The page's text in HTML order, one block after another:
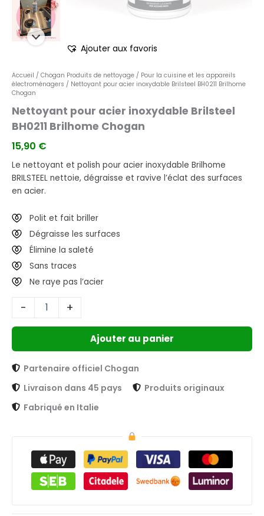
Ajouter aux favoris
Accueil / Chogan Produits de nettoyage / Pour la cuisine et les appareils
électroménagers / Nettoyant pour acier inoxydable Brilsteel BH0211 Brilhome
Chogan
Nettoyant pour acier inoxydable Brilsteel
BH0211 Brilhome Chogan
15,90 €
Le nettoyant et polish pour acier inoxydable Brilhome
BRILSTEEL nettoie, dégraisse et ravive l’éclat des surfaces
en acier.
Polit et fait briller
Dégraisse les surfaces
Élimine la saleté
Sans traces
Ne raye pas l’acier
- +
Ajouter au panier
Partenaire officiel Chogan
Livraison dans 45 pays
Produits originaux
Fabriqué en Italie